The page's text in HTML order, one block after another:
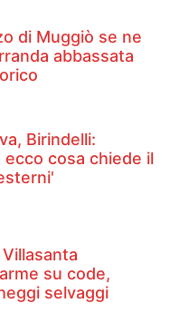
di Muggiò se ne
abbassata
Birindelli:
ecco cosa chiede il
su code,
selvaggi